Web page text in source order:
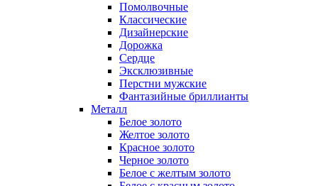
Помолвочные
Классические
Дизайнерские
Дорожка
Сердце
Эксклюзивные
Перстни мужские
Фантазийные бриллианты
Металл
Белое золото
Желтое золото
Красное золото
Черное золото
Белое с желтым золото